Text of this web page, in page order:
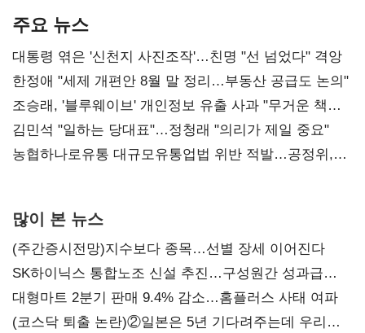
주요 뉴스
대통령 엮은 '신천지 사진조작'…친명 "선 넘었다" 격앙
한정애 "세제 개편안 8월 말 정리…부동산 공급도 논의"
조승래, '블루웨이브' 개인정보 유출 사과 "무거운 책임
통감"
김민석 "일하는 당대표"…정청래 "의리가 제일 중요"
농협하나로유통 대규모유통업법 위반 적발…공정위,
많이 본 뉴스
(주간증시전망)지수보다 종목…선별 장세 이어진다
SK하이닉스 통합노조 신설 추진…구성원간 성과급
불만 확산
대형마트 2분기 판매 9.4% 감소…홈플러스 사태 여파
(코스닥 퇴출 논란)②일본은 5년 기다려주는데 우리는